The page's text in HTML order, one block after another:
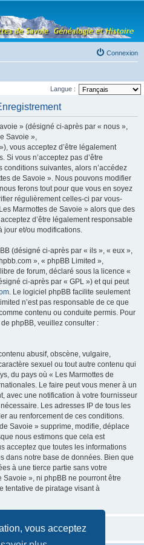
vous acceptez
Connexion
Langue :
» (désigné ci-après par « nous »,
Savoie »,
vous acceptez d’être légalement
vous n’acceptez pas d’être
suivantes, alors n’accédez
de Savoie ». Nous pouvons modifier
ferons tout pour que vous en soyez
régulièrement celles-ci par vous-
Marmottes de Savoie » alors que des
d’être légalement responsable
jour et/ou modifications.
(désigné ci-après par « ils », « eux »,
», « phpBB Limited »,
de forum, déclaré sous la licence «
ci-après par « GPL ») et qui peut
. Le logiciel phpBB facilite seulement
n’est pas responsable de ce que
contenu ou conduite permis. Pour
phpBB, veuillez consulter :
abusif, obscène, vulgaire,
sexuel ou tout autre contenu qui
du pays où « Les Marmottes de
Le faire peut vous mener à un
avec une notification à votre fournisseur
Les adresses IP de tous les
au renforcement de ces conditions.
Savoie » supprime, modifie, déplace
nous estimons que cela est
acceptez que toutes les informations
dans notre base de données. Bien que
à une tierce partie sans votre
», ni phpBB ne pourront être
tentative de piratage visant à